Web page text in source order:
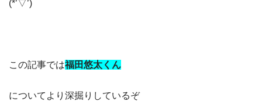
(*’▽’)
この記事では福田悠太くん
についてより深掘りしているぞ